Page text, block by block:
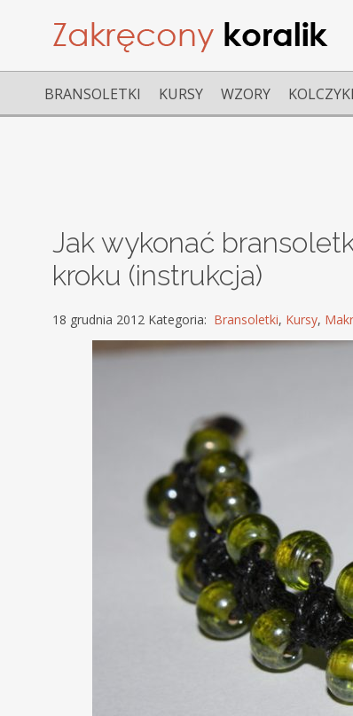
BRANSOLETKI KURSY WZORY KOLCZYKI
Jak wykonać
kroku (instrukcja)
18 grudnia 2012 Kategoria: Bransoletki, Kursy,